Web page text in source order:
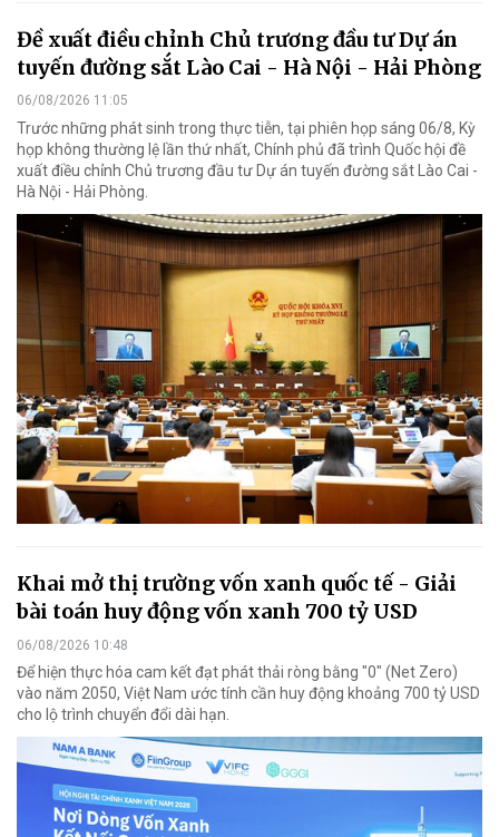
Đề xuất điều chỉnh Chủ trương đầu tư Dự án
tuyến đường sắt Lào Cai - Hà Nội - Hải Phòng
06/08/2026 11:05
Trước những phát sinh trong thực tiễn, tại phiên họp sáng 06/8, Kỳ
họp không thường lệ lần thứ nhất, Chính phủ đã trình Quốc hội đề
xuất điều chỉnh Chủ trương đầu tư Dự án tuyến đường sắt Lào Cai -
Hà Nội - Hải Phòng.
Khai mở thị trường vốn xanh quốc tế - Giải
bài toán huy động vốn xanh 700 tỷ USD
06/08/2026 10:48
Để hiện thực hóa cam kết đạt phát thải ròng bằng "0" (Net Zero)
vào năm 2050, Việt Nam ước tính cần huy động khoảng 700 tỷ USD
cho lộ trình chuyển đổi dài hạn.